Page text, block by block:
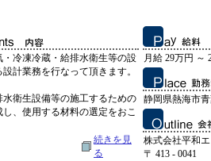
・冷凍冷蔵・給排水衛生等の設
計業務を行なって頂きます。
水衛生設備等の施工するための
し、使用する材料の選定をおこ
続きを見
る
月給 29万円 ～
静岡県熱海市
株式会社平和
〒 413 - 0041